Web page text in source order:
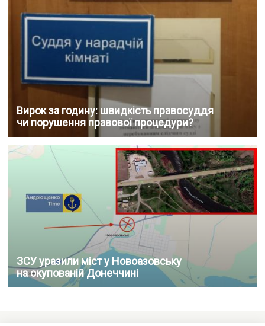
Вирок за годину: швидкість правосуддя
чи порушення правової процедури?
ЗСУ уразили міст у Новоазовську
на окупованій Донеччині